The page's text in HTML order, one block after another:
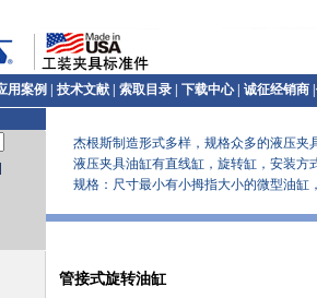
用案例 技术文献 索取目录 下载中心| 诚征经销商
杰根斯制造形式多样，规格众多的液压夹
液压夹具油缸有直线缸，旋转缸，安装方
规格：尺寸最小有小拇指大小的微型油缸，
管接式旋转油缸